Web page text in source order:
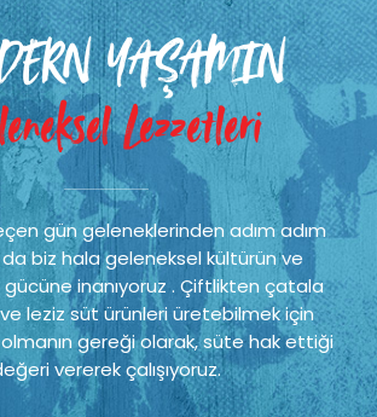
YAŞAMIN
Lezzetleri
gün geleneklerinden adım adım
biz hala geleneksel kültürün ve
inanıyoruz . Çiftlikten çatala
leziz süt ürünleri üretebilmek için
gereği olarak, süte hak ettiği
vererek çalışıyoruz.